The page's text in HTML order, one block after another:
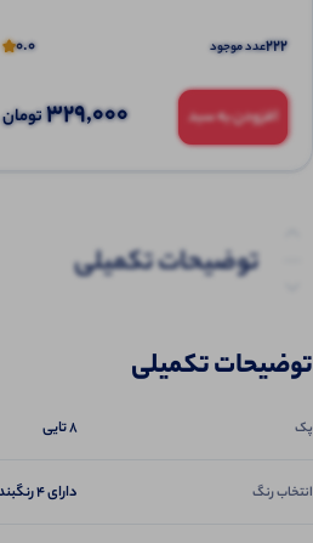
222عدد موجود 0.0
افزودن به سبد 329,000تومان
توضیحات تکمیلی
توضیحات تکمیلی
پک 8 تایی
انتخاب رنگ دارای 4 رنگبندی